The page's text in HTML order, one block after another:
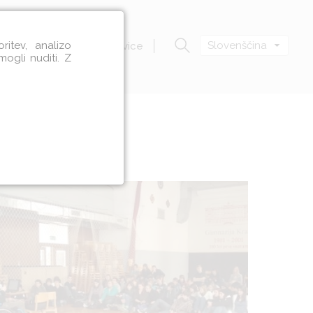
Zavod VOZIM Novice Slovenščina
analizo
nuditi. Z